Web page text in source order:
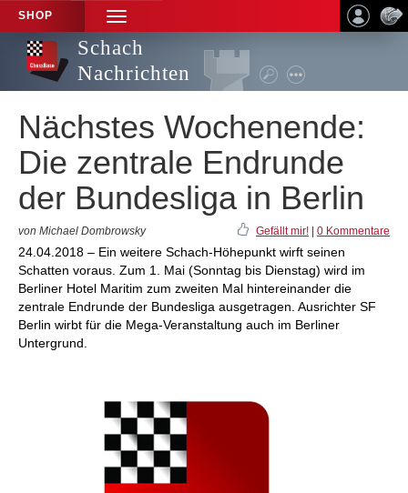
SHOP
TOGGLE
NAVIGATION
Schach
Nachrichten
Nächstes Wochenende:
Die zentrale Endrunde
der Bundesliga in Berlin
von Michael Dombrowsky Gefällt mir! 0 Kommentare
24.04.2018 – Ein weitere Schach-Höhepunkt wirft seinen
Schatten voraus. Zum 1. Mai (Sonntag bis Dienstag) wird im
Berliner Hotel Maritim zum zweiten Mal hintereinander die
zentrale Endrunde der Bundesliga ausgetragen. Ausrichter SF
Berlin wirbt für die Mega-Veranstaltung auch im Berliner
Untergrund.